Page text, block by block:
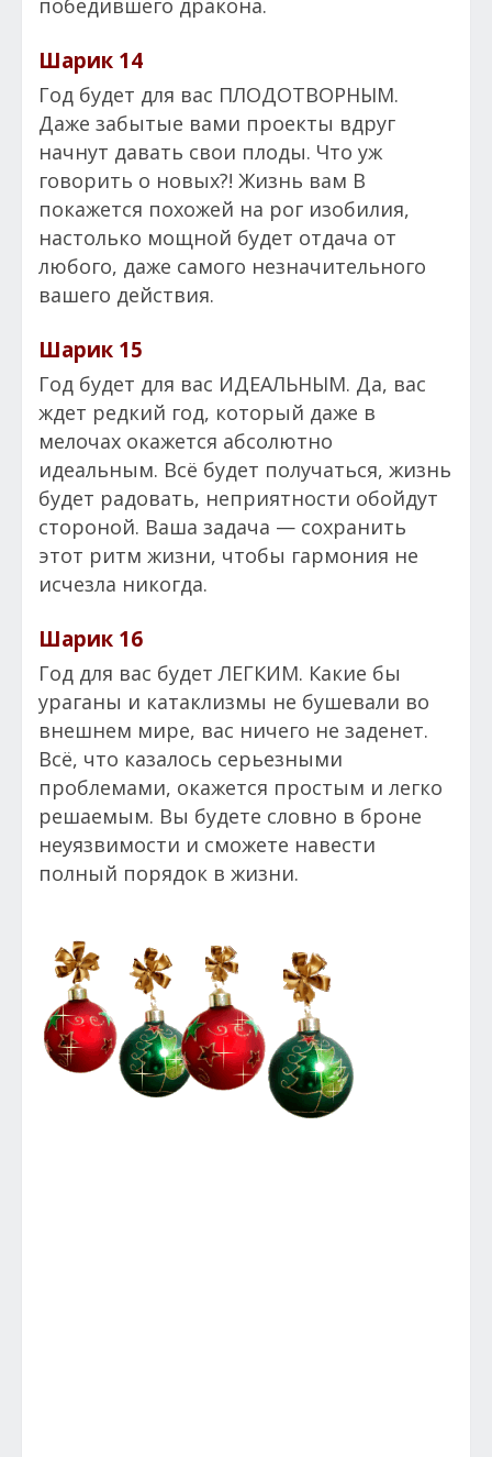
Шарик 14
Год будет для вас ПЛОДОТВОРНЫМ.
Даже забытые вами проекты вдруг
начнут давать свои плоды. Что уж
говорить о новых?! Жизнь вам В
покажется похожей на рог изобилия,
настолько мощной будет отдача от
любого, даже самого незначительного
вашего действия.
Шарик 15
Год будет для вас ИДЕАЛЬНЫМ. Да, вас
ждет редкий год, который даже в
мелочах окажется абсолютно
идеальным. Всё будет получаться, жизнь
будет радовать, неприятности обойдут
стороной. Ваша задача — сохранить
этот ритм жизни, чтобы гармония не
исчезла никогда.
Шарик 16
Год для вас будет ЛЕГКИМ. Какие бы
ураганы и катаклизмы не бушевали во
внешнем мире, вас ничего не заденет.
Всё, что казалось серьезными
проблемами, окажется простым и легко
решаемым. Вы будете словно в броне
неуязвимости и сможете навести
полный порядок в жизни.